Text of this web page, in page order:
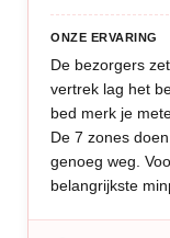
ONZE ERVARING
De bezorgers
vertrek lag het
bed merk je
De 7 zones
genoeg weg.
belangrijkste